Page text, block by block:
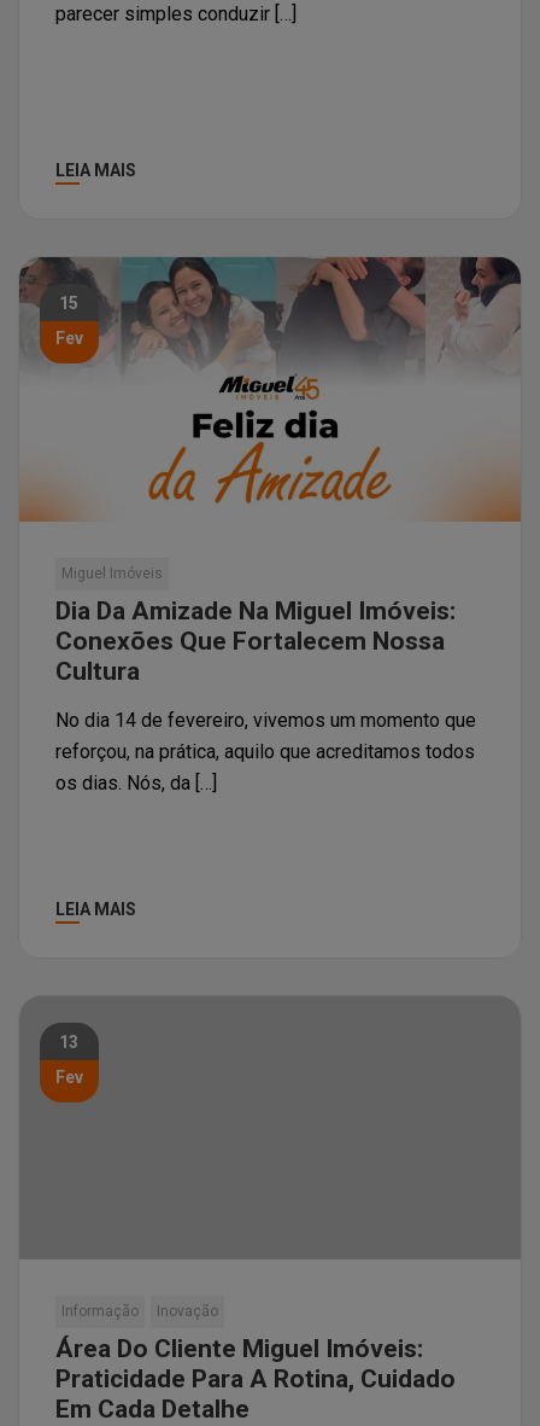
parecer simples conduzir […]
LEIA MAIS
15
Fev
Miguel Imóveis
Dia Da Amizade Na Miguel Imóveis:
Conexões Que Fortalecem Nossa
Cultura
No dia 14 de fevereiro, vivemos um momento que
reforçou, na prática, aquilo que acreditamos todos
os dias. Nós, da […]
LEIA MAIS
13
Fev
Informação Inovação
Área Do Cliente Miguel Imóveis:
Praticidade Para A Rotina, Cuidado
Em Cada Detalhe